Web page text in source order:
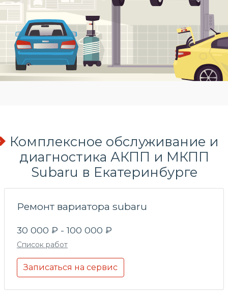
Комплексное обслуживание и
диагностика АКПП и МКПП
Subaru в Екатеринбурге
Ремонт вариатора subaru
30 000 ₽ - 100 000 ₽
Список работ
Записаться на сервис